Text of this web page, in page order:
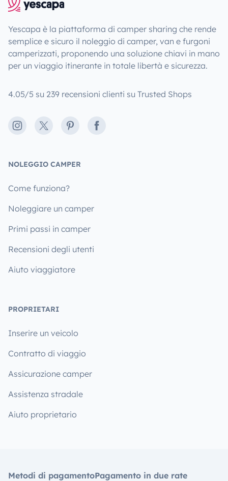
Yescapa è la piattaforma di camper sharing che rende
semplice e sicuro il noleggio di camper, van e furgoni
camperizzati, proponendo una soluzione chiavi in mano
per un viaggio itinerante in totale libertà e sicurezza.
4.05/5 su 239 recensioni clienti su Trusted Shops
Instagram
X PinterestFacebook
NOLEGGIO CAMPER
Come funziona?
Noleggiare un camper
Primi passi in camper
Recensioni degli utenti
Aiuto viaggiatore
PROPRIETARI
Inserire un veicolo
Contratto di viaggio
Assicurazione camper
Assistenza stradale
Aiuto proprietario
Metodi di pagamentoPagamento in due rate